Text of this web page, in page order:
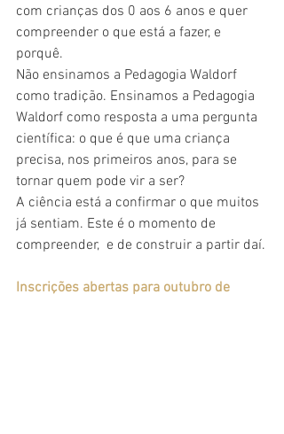
com crianças dos 0 aos 6 anos e quer
compreender o que está a fazer, e
porquê.
Não ensinamos a Pedagogia Waldorf
como tradição. Ensinamos a Pedagogia
Waldorf como resposta a uma pergunta
científica: o que é que uma criança
precisa, nos primeiros anos, para se
tornar quem pode vir a ser?
A ciência está a confirmar o que muitos
já sentiam. Este é o momento de
compreender,  e de construir a partir daí.
Inscrições abertas para outubro de